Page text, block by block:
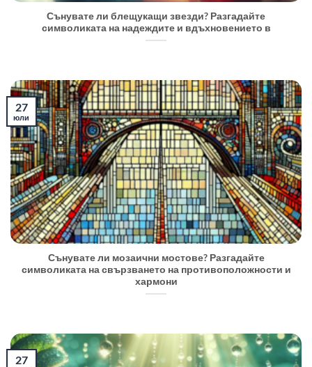
Сънувате ли блещукащи звезди? Разгадайте
символиката на надеждите и вдъхновението в
Сънувате ли мозаични мостове? Разгадайте
символиката на свързването на противоположности и
хармони
27
юли
27